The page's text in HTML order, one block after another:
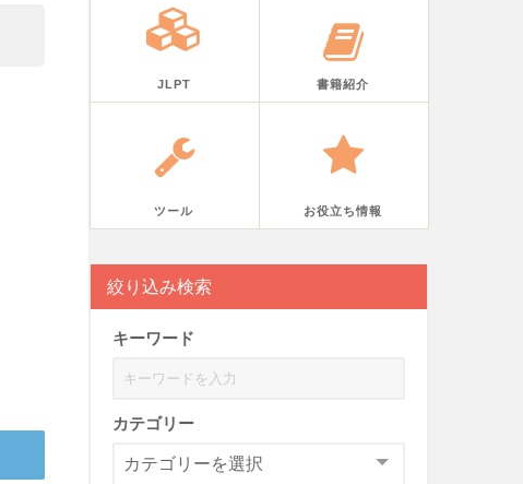
JLPT 書籍紹介
ツール お役立ち情報
絞り込み検索
キーワード
カテゴリー